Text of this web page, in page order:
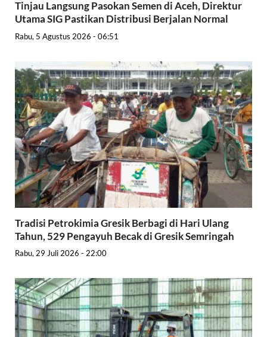
Tinjau Langsung Pasokan Semen di Aceh, Direktur
Utama SIG Pastikan Distribusi Berjalan Normal
Rabu, 5 Agustus 2026 - 06:51
Tradisi Petrokimia Gresik Berbagi di Hari Ulang
Tahun, 529 Pengayuh Becak di Gresik Semringah
Rabu, 29 Juli 2026 - 22:00